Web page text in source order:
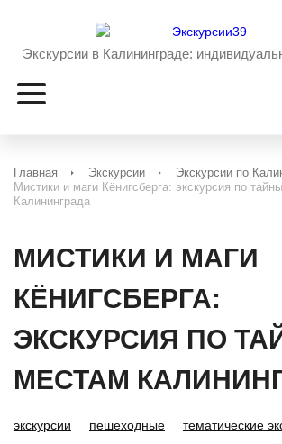
Экскурсии в Калининграде:
Главная Экскурсии
Экскурсии по
Мистики и маги Кёнигсберга: экскурсия по
Калининграда
МИСТИКИ И МАГИ
КЁНИГСБЕРГА:
ЭКСКУРСИЯ ПО
МЕСТАМ
экскурсии пешеходные тематические